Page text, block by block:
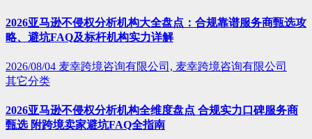
2026亚马逊不侵权分析机构大全盘点：合规靠谱服务商甄选攻
略、避坑FAQ及标杆机构实力详解
2026/08/04 麦幸跨境咨询有限公司, 麦幸跨境咨询有限公司
其它分类
2026亚马逊不侵权分析机构全维度盘点 合规实力口碑服务商
甄选 附跨境卖家避坑FAQ全指南